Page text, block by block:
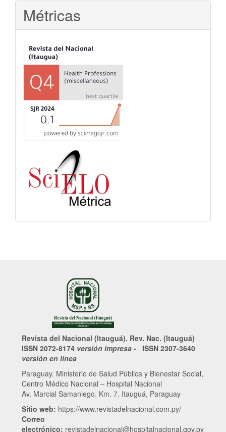
Métricas
Revista del Nacional (Itauguá). Rev. Nac. (Itauguá)
ISSN 2072-8174 versión impresa - ISSN 2307-3640
versión en línea
Paraguay. Ministerio de Salud Pública y Bienestar Social,
Centro Médico Nacional – Hospital Nacional
Av. Marcial Samaniego. Km. 7. Itauguá, Paraguay
Sitio web: https://www.revistadelnacional.com.py/
Correo
electrónico: revistadelnacional@hospitalnacional.gov.py